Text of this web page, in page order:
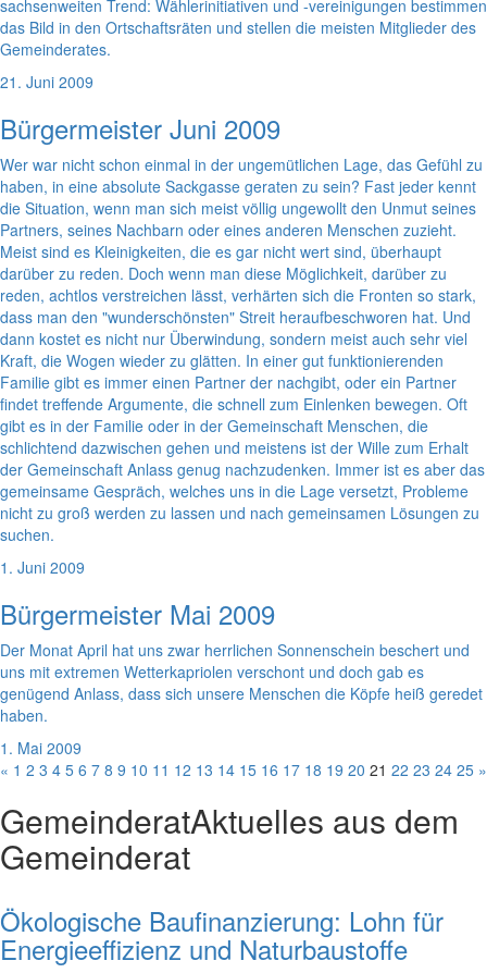
sachsenweiten Trend: Wählerinitiativen und -vereinigungen bestimmen
das Bild in den Ortschaftsräten und stellen die meisten Mitglieder des
Gemeinderates.
21. Juni 2009
Bürgermeister Juni 2009
Wer war nicht schon einmal in der ungemütlichen Lage, das Gefühl zu
haben, in eine absolute Sackgasse geraten zu sein? Fast jeder kennt
die Situation, wenn man sich meist völlig ungewollt den Unmut seines
Partners, seines Nachbarn oder eines anderen Menschen zuzieht.
Meist sind es Kleinigkeiten, die es gar nicht wert sind, überhaupt
darüber zu reden. Doch wenn man diese Möglichkeit, darüber zu
reden, achtlos verstreichen lässt, verhärten sich die Fronten so stark,
dass man den "wunderschönsten" Streit heraufbeschworen hat. Und
dann kostet es nicht nur Überwindung, sondern meist auch sehr viel
Kraft, die Wogen wieder zu glätten. In einer gut funktionierenden
Familie gibt es immer einen Partner der nachgibt, oder ein Partner
findet treffende Argumente, die schnell zum Einlenken bewegen. Oft
gibt es in der Familie oder in der Gemeinschaft Menschen, die
schlichtend dazwischen gehen und meistens ist der Wille zum Erhalt
der Gemeinschaft Anlass genug nachzudenken. Immer ist es aber das
gemeinsame Gespräch, welches uns in die Lage versetzt, Probleme
nicht zu groß werden zu lassen und nach gemeinsamen Lösungen zu
suchen.
1. Juni 2009
Bürgermeister Mai 2009
Der Monat April hat uns zwar herrlichen Sonnenschein beschert und
uns mit extremen Wetterkapriolen verschont und doch gab es
genügend Anlass, dass sich unsere Menschen die Köpfe heiß geredet
haben.
1. Mai 2009
« 1 2 3 4 5 6 7 8 9 10 11 12 13 14 15 16 17 18 19 20 21 22 23 24 25 »
GemeinderatAktuelles aus dem
Gemeinderat
Ökologische Baufinanzierung: Lohn für
Energieeffizienz und Naturbaustoffe